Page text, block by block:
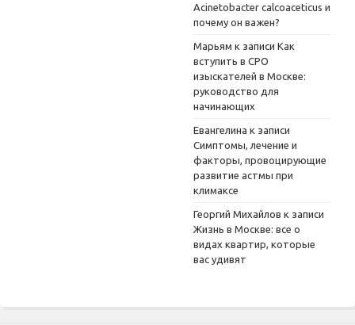
Acinetobacter calcoaceticus и
почему он важен?
Марьям к записи Как
вступить в СРО
изыскателей в Москве:
руководство для
начинающих
Евангелина к записи
Симптомы, лечение и
факторы, провоцирующие
развитие астмы при
климаксе
Георгий Михайлов к записи
Жизнь в Москве: все о
видах квартир, которые
вас удивят